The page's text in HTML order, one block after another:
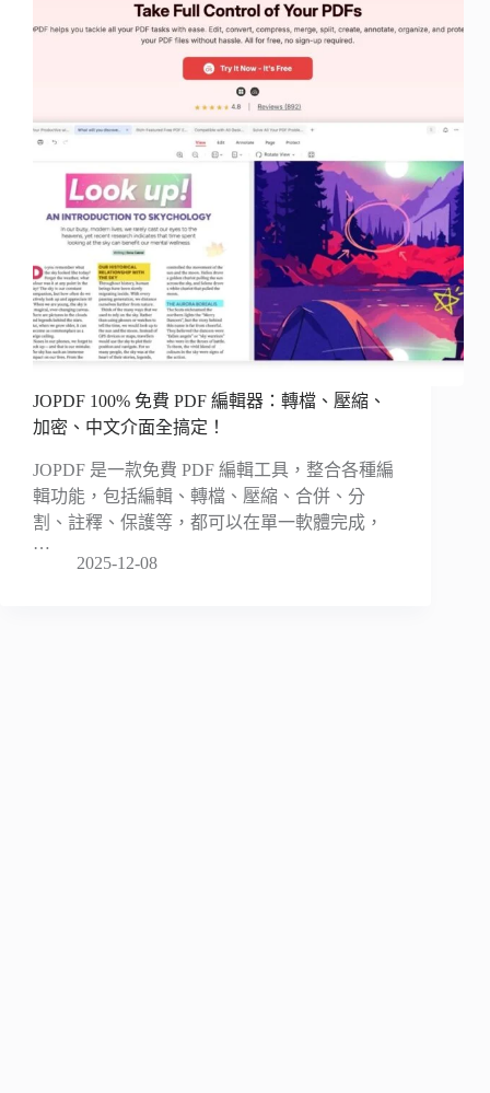
JOPDF 100% 免費 PDF 編輯器：轉檔、壓縮、
加密、中文介面全搞定！
JOPDF 是一款免費 PDF 編輯工具，整合各種編
輯功能，包括編輯、轉檔、壓縮、合併、分
割、註釋、保護等，都可以在單一軟體完成，
…
2025-12-08